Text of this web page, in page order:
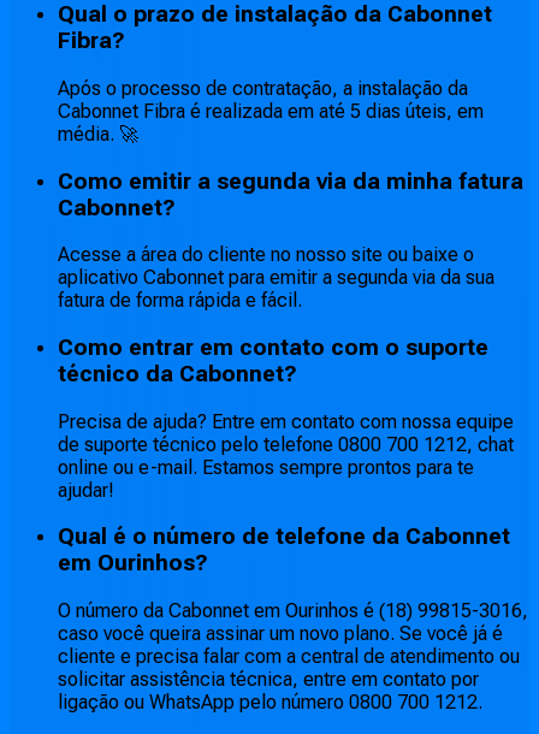
Qual o prazo de instalação da Cabonnet
Fibra?
Após o processo de contratação, a instalação da
Cabonnet Fibra é realizada em até 5 dias úteis, em
média. 🚀
Como emitir a segunda via da minha fatura
Cabonnet?
Acesse a área do cliente no nosso site ou baixe o
aplicativo Cabonnet para emitir a segunda via da sua
fatura de forma rápida e fácil.
Como entrar em contato com o suporte
técnico da Cabonnet?
Precisa de ajuda? Entre em contato com nossa equipe
de suporte técnico pelo telefone 0800 700 1212, chat
online ou e-mail. Estamos sempre prontos para te
ajudar!
Qual é o número de telefone da Cabonnet
em Ourinhos?
O número da Cabonnet em Ourinhos é (18) 99815-3016,
caso você queira assinar um novo plano. Se você já é
cliente e precisa falar com a central de atendimento ou
solicitar assistência técnica, entre em contato por
ligação ou WhatsApp pelo número 0800 700 1212.